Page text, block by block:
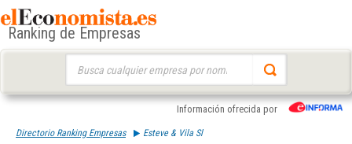
Ranking de Empresas
Información ofrecida por
Directorio Ranking Empresas Esteve & Vila Sl